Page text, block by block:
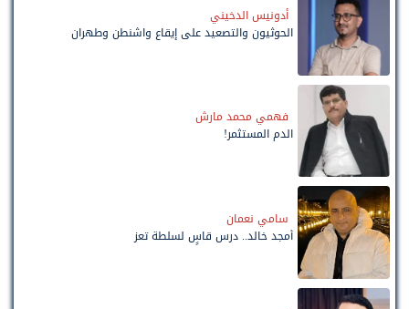
أدونيس الدخيني
الحوثيون والتصعيد على إيقاع واشنطن وطهران
فهمي محمد مارش
الدم المستثمر!
سامي نعمان
أمجد خالد.. درس قاسٍ لسلطة تعز